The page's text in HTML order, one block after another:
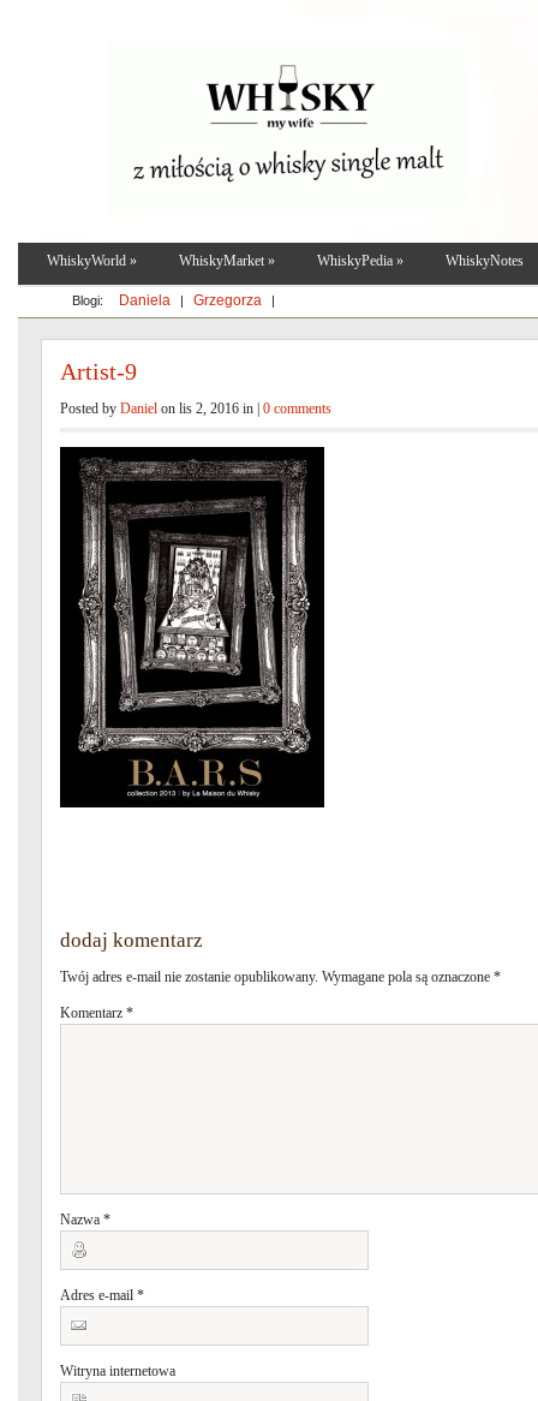
Blogi: Daniela | Grzegorza |
WhiskyWorld » WhiskyMarket » WhiskyPedia » WhiskyNotes
Artist-9
Posted by Daniel on lis 2, 2016 in | 0 comments
dodaj komentarz
Twój adres e-mail nie zostanie opublikowany. Wymagane pola są oznaczone *
Komentarz *
Nazwa *
Adres e-mail *
Witryna internetowa